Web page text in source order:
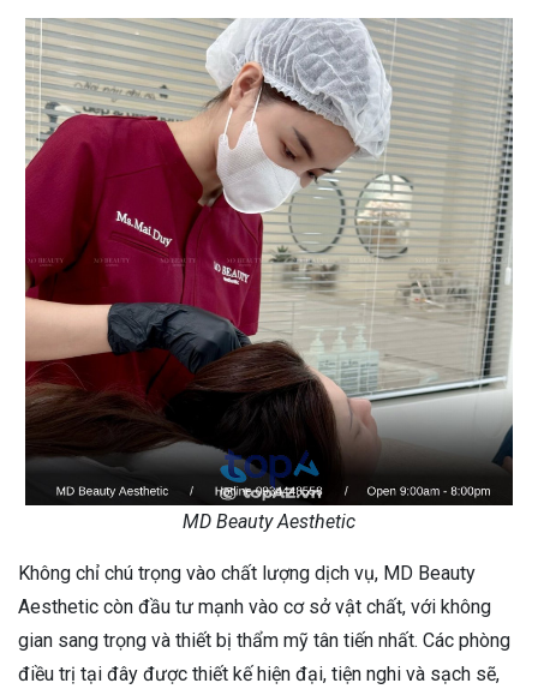
MD Beauty Aesthetic
Không chỉ chú trọng vào chất lượng dịch vụ, MD Beauty
Aesthetic còn đầu tư mạnh vào cơ sở vật chất, với không
gian sang trọng và thiết bị thẩm mỹ tân tiến nhất. Các phòng
điều trị tại đây được thiết kế hiện đại, tiện nghi và sạch sẽ,